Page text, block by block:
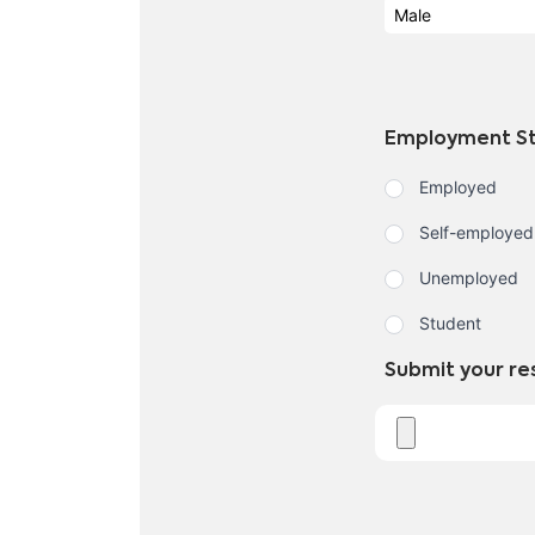
Employment
Employed
Self-employed
Unemployed
Student
Submit your